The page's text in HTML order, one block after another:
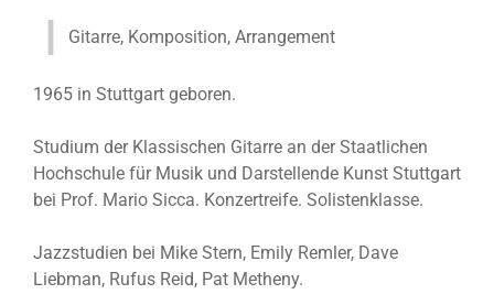
Gitarre, Komposition, Arrangement
1965 in Stuttgart geboren.
Studium der Klassischen Gitarre an der Staatlichen
Hochschule für Musik und Darstellende Kunst Stuttgart
bei Prof. Mario Sicca. Konzertreife. Solistenklasse.
Jazzstudien bei Mike Stern, Emily Remler, Dave
Liebman, Rufus Reid, Pat Metheny.